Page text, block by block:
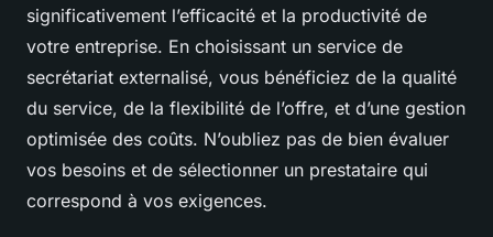
significativement l’efficacité et la productivité de
votre entreprise. En choisissant un service de
secrétariat externalisé, vous bénéficiez de la qualité
du service, de la flexibilité de l’offre, et d’une gestion
optimisée des coûts. N’oubliez pas de bien évaluer
vos besoins et de sélectionner un prestataire qui
correspond à vos exigences.